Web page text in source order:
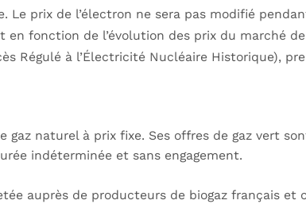
Le prix de l’électron ne sera pas modifié
fonction de l’évolution des prix du marché
Régulé à l’Électricité Nucléaire Historique),
gaz naturel à prix fixe. Ses offres de gaz vert
indéterminée et sans engagement.
auprès de producteurs de biogaz français et